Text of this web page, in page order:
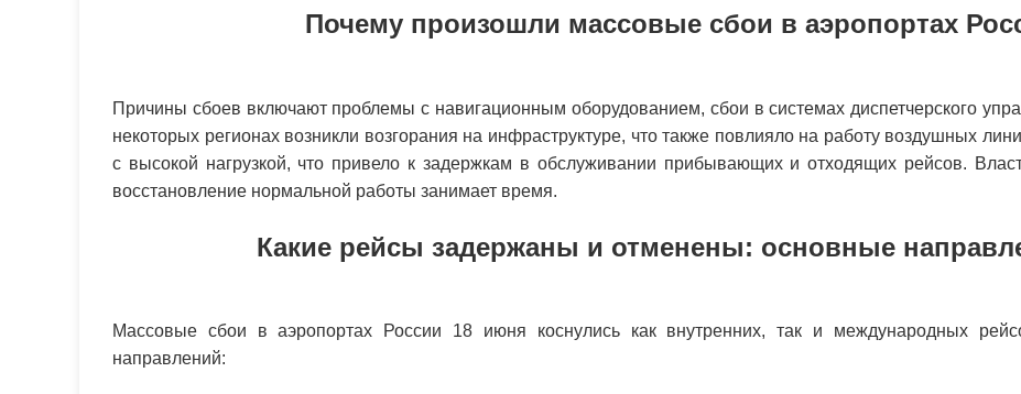
Почему произошли массовые сбои в аэропортах
Причины сбоев включают проблемы с навигационным оборудованием, сбои в системах диспетчерского
некоторых регионах возникли возгорания на инфраструктуре, что также повлияло на работу воздушных
с высокой нагрузкой, что привело к задержкам в обслуживании прибывающих и отходящих рейсов.
восстановление нормальной работы занимает время.
Какие рейсы задержаны и отменены: основные
Массовые сбои в аэропортах России 18 июня коснулись как внутренних, так и международных
направлений: